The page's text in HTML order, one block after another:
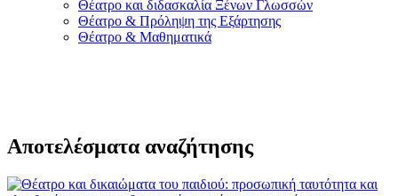
Θέατρο και διδασκαλία Ξένων Γλωσσών
Θέατρο & Πρόληψη της Εξάρτησης
Θέατρο & Μαθηματικά
Αποτελέσματα αναζήτησης